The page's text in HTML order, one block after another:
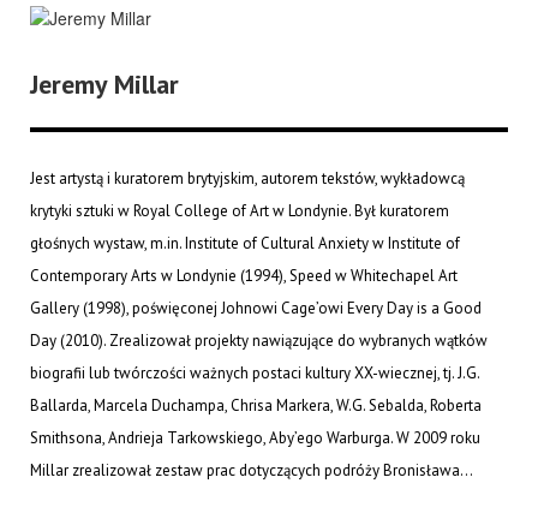
Jeremy Millar
Jest artystą i kuratorem brytyjskim, autorem tekstów, wykładowcą
krytyki sztuki w Royal College of Art w Londynie. Był kuratorem
głośnych wystaw, m.in. Institute of Cultural Anxiety w Institute of
Contemporary Arts w Londynie (1994), Speed w Whitechapel Art
Gallery (1998), poświęconej Johnowi Cage’owi Every Day is a Good
Day (2010). Zrealizował projekty nawiązujące do wybranych wątków
biografii lub twórczości ważnych postaci kultury XX-wiecznej, tj. J.G.
Ballarda, Marcela Duchampa, Chrisa Markera, W.G. Sebalda, Roberta
Smithsona, Andrieja Tarkowskiego, Aby’ego Warburga. W 2009 roku
Millar zrealizował zestaw prac dotyczących podróży Bronisława...